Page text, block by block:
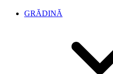
GRĂDINĂ